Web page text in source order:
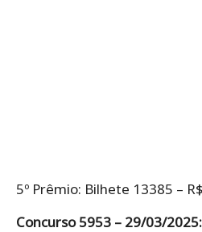
5º Prêmio: Bilhete 13385 –
Concurso 5953 – 29/03/2025: